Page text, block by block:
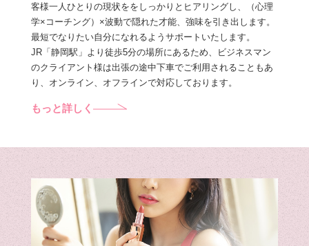
客様一人ひとりの現状ををしっかりとヒアリングし、（心理
学×コーチング）×波動で隠れた才能、強味を引き出します。
最短でなりたい自分になれるようサポートいたします。
JR「静岡駅」より徒歩5分の場所にあるため、ビジネスマン
のクライアント様は出張の途中下車でご利用されることもあ
り、オンライン、オフラインで対応しております。
もっと詳しく